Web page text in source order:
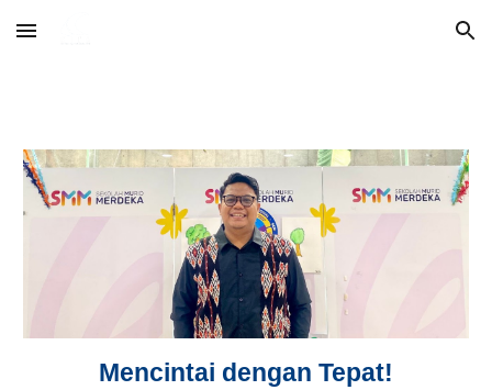
Skip to main content Skip to navigation
Mencintai dengan Tepat!